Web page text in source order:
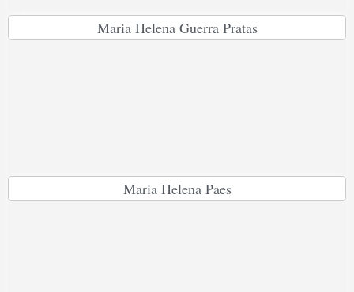
Maria Helena Guerra Pratas
Maria Helena Paes